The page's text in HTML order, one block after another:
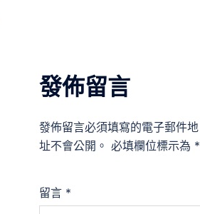
發佈留言
發佈留言必須填寫的電子郵件地
址不會公開。 必填欄位標示為 *
留言 *